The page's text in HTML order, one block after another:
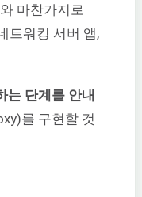
마찬가지로
트워킹 서버 앱,
는 단계를 안내
를 구현할 것